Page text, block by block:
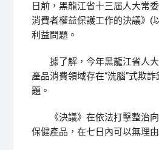
日前，黑龍江省十三屆人大常
消費者權益保護工作的決議》(
利益問題。
據了解，今年黑龍江省人大
產品消費領域存在“洗腦”式欺
題。
《決議》在依法打擊整治向
保健產品，在七日內可以無理